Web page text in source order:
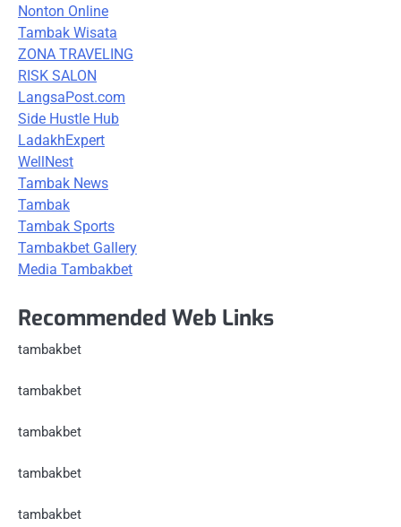
Nonton Online
Tambak Wisata
ZONA TRAVELING
RISK SALON
LangsaPost.com
Side Hustle Hub
LadakhExpert
WellNest
Tambak News
Tambak
Tambak Sports
Tambakbet Gallery
Media Tambakbet
Recommended Web Links
tambakbet
tambakbet
tambakbet
tambakbet
tambakbet